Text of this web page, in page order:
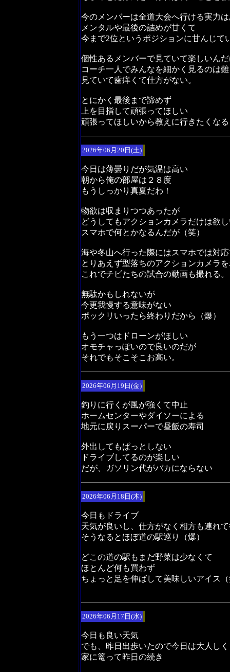
今のメンバーは全道大会へ行ける実力
メンタルや最後の詰めが甘くて
今まで2位というポジションに甘んじて
個性あるメンバーで見ていて楽しいん
コーチ一人でみんなを細かく見るのは
見ていて歯痒くて仕方がない。
とにかく最後まで諦めず
上を目指して頑張ってほしい
頑張ってほしいから教えに行きたくな
2026年06月20日(土)
今日は薄曇りだが気温は高い
朝から俺の部屋は２８度
もうしっかり真夏だわ！
物欲は収まりつつあったが
どうしてもアクションカメラだけは欲
スマホで何とかなるんだが（笑）
海や冬山へ行った際にはスマホでは対
とりあえず型落ちのアクションカメラ
これでチビたちの試合の動画も撮れる。
無駄かもしれないが
今更我慢する意味がない
ポックリいったら終わりだから（爆）
もう一つはドローンがほしい
オモチャっぽいので良いのだが
それでもそこそこお高い。
2026年06月19日(金)
釣りに行くが風が強くて中止
ホームセンターやダイソーによる
地元に戻りスーパーで昼飯の寿司
外出してもぱっとしない
ドライブしてるのが楽しい
だが、ガソリン代がバカにならない
2026年06月18日(木)
今日もドライブ
天気が良いし、仕方がなく相方も連れ
そうなるとほぼ道の駅巡り（爆）
どこの道の駅もまだ野菜は少なくて
ほとんど何も買わず
ちょっと足を伸ばして美味しいアイス
2026年06月17日(水)
今日も良い天気
でも、昨日出歩いたので今日は大人し
家に篭って昨日の続き